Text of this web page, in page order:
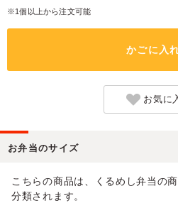
※1個以上から注文可能
かごに入
お気に
お弁当のサイズ
こちらの商品は、くるめし弁当の
分類されます。